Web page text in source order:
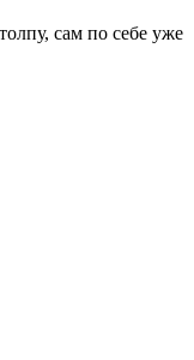
сам по себе уже